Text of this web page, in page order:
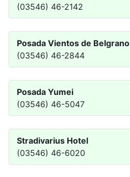
(03546) 46-2142
Posada Vientos de Belgrano
(03546) 46-2844
Posada Yumei
(03546) 46-5047
Stradivarius Hotel
(03546) 46-6020